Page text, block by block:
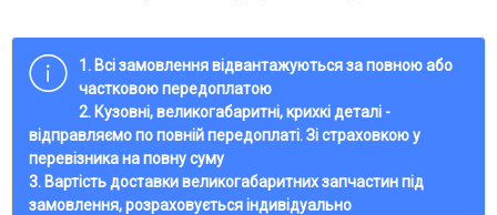
1. Всі замовлення відвантажуються за повною або
частковою передоплатою
2. Кузовні, великогабаритні, крихкі деталі -
відправляємо по повній передоплаті. Зі страховкою у
перевізника на повну суму
3. Вартість доставки великогабаритних запчастин під
замовлення, розраховується індивідуально